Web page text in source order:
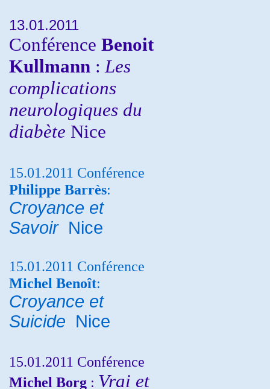
13.01.2011
Conférence Benoit
Kullmann : Les
complications
neurologiques du
diabète Nice
15.01.2011 Conférence
Philippe Barrès:
Croyance et
Savoir Nice
15.01.2011 Conférence
Michel Benoît:
Croyance et
Suicide Nice
15.01.2011 Conférence
Michel Borg : Vrai et